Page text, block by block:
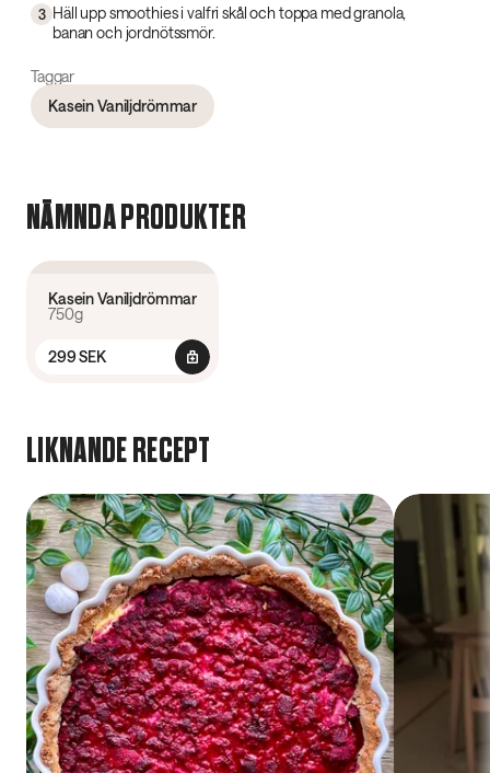
3 Häll upp smoothies i valfri skål och toppa med granola,
banan och jordnötssmör.
Taggar
Kasein Vaniljdrömmar
NÄMNDA PRODUKTER
Kasein Vaniljdrömmar
750g
299 SEK
LIKNANDE RECEPT